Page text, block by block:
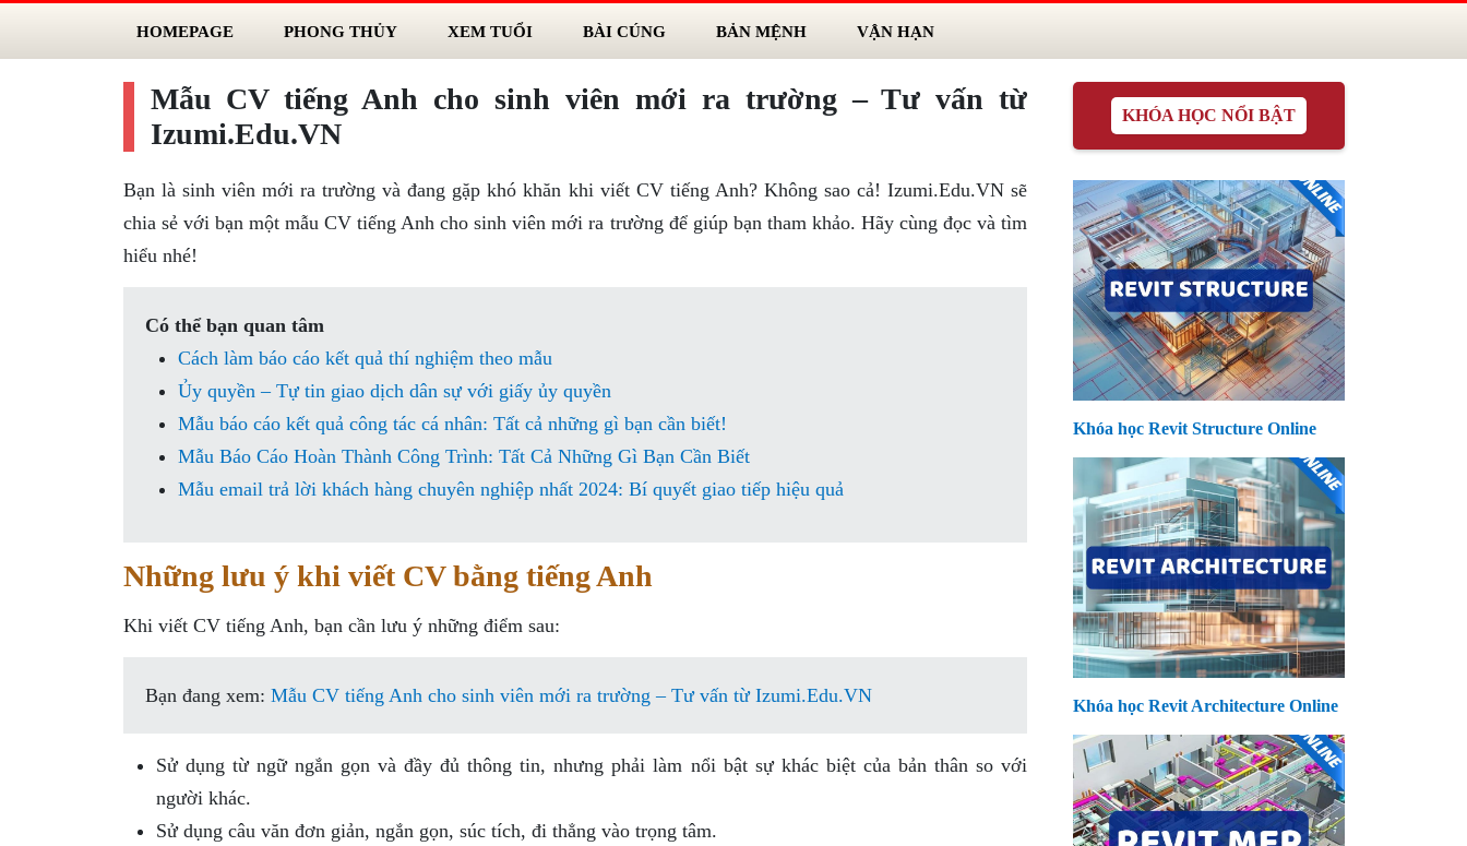
HOMEPAGE PHONG THỦY XEM TUỔI BÀI CÚNG BẢN MỆNH VẬN HẠN
Mẫu CV tiếng Anh cho sinh viên mới ra trường – Tư vấn từ
Izumi.Edu.VN
Bạn là sinh viên mới ra trường và đang gặp khó khăn khi viết CV tiếng Anh? Không sao cả! Izumi.Edu.VN sẽ
chia sẻ với bạn một mẫu CV tiếng Anh cho sinh viên mới ra trường để giúp bạn tham khảo. Hãy cùng đọc và tìm
hiểu nhé!
Có thể bạn quan tâm
Cách làm báo cáo kết quả thí nghiệm theo mẫu
Ủy quyền – Tự tin giao dịch dân sự với giấy ủy quyền
Mẫu báo cáo kết quả công tác cá nhân: Tất cả những gì bạn cần biết!
Mẫu Báo Cáo Hoàn Thành Công Trình: Tất Cả Những Gì Bạn Cần Biết
Mẫu email trả lời khách hàng chuyên nghiệp nhất 2024: Bí quyết giao tiếp hiệu quả
Những lưu ý khi viết CV bằng tiếng Anh
Khi viết CV tiếng Anh, bạn cần lưu ý những điểm sau:
Bạn đang xem: Mẫu CV tiếng Anh cho sinh viên mới ra trường – Tư vấn từ Izumi.Edu.VN
Sử dụng từ ngữ ngắn gọn và đầy đủ thông tin, nhưng phải làm nổi bật sự khác biệt của bản thân so với
người khác.
Sử dụng câu văn đơn giản, ngắn gọn, súc tích, đi thẳng vào trọng tâm.
KHÓA HỌC NỔI BẬT
Khóa học Revit Structure Online
Khóa học Revit Architecture Online